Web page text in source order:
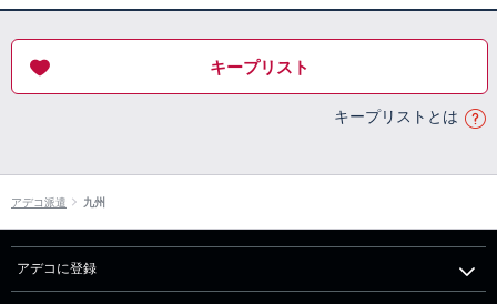
キープリスト
キープリストとは
アデコ派遣 九州
アデコに登録